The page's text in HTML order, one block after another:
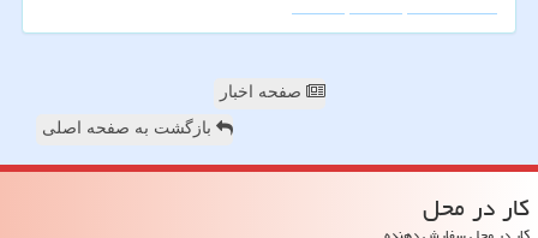
صفحه اخبار
بازگشت به صفحه اصلی
كار در محل